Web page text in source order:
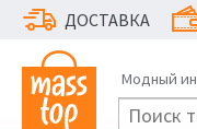
ДОСТАВКА
Модный